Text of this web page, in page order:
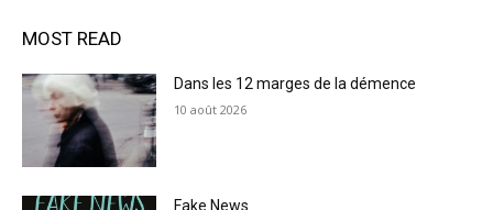
MOST READ
Dans les 12 marges de la démence
10 août 2026
Fake News